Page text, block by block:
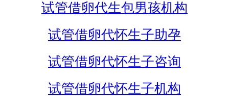
试管借卵代生包男孩机构
试管借卵代怀生子助孕
试管借卵代怀生子咨询
试管借卵代怀生子机构